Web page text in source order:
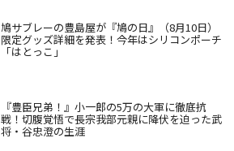
鳩サブレーの豊島屋が『鳩の日』（8月10日）
限定グッズ詳細を発表！今年はシリコンポーチ
「はとっこ」
『豊臣兄弟！』小一郎の5万の大軍に徹底抗
戦！切腹覚悟で長宗我部元親に降伏を迫った武
将・谷忠澄の生涯